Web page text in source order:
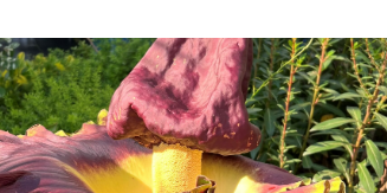
疣柄魔芋
點擊了解更多